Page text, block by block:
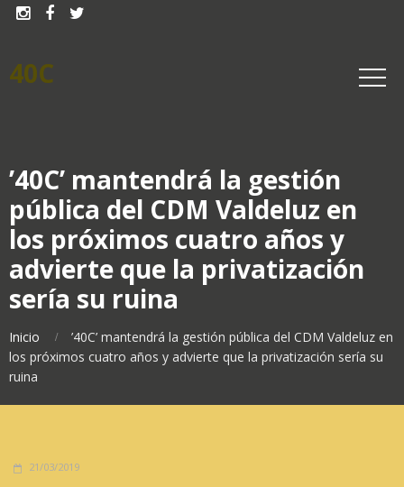
  
40C
’40C’ mantendrá la gestión
pública del CDM Valdeluz en
los próximos cuatro años y
advierte que la privatización
sería su ruina
Inicio
’40C’ mantendrá la gestión pública del CDM Valdeluz en
los próximos cuatro años y advierte que la privatización sería su
ruina
21/03/2019